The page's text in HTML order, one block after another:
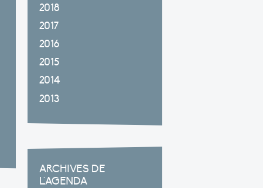
2018
2017
2016
2015
2014
2013
ARCHIVES DE
L'AGENDA